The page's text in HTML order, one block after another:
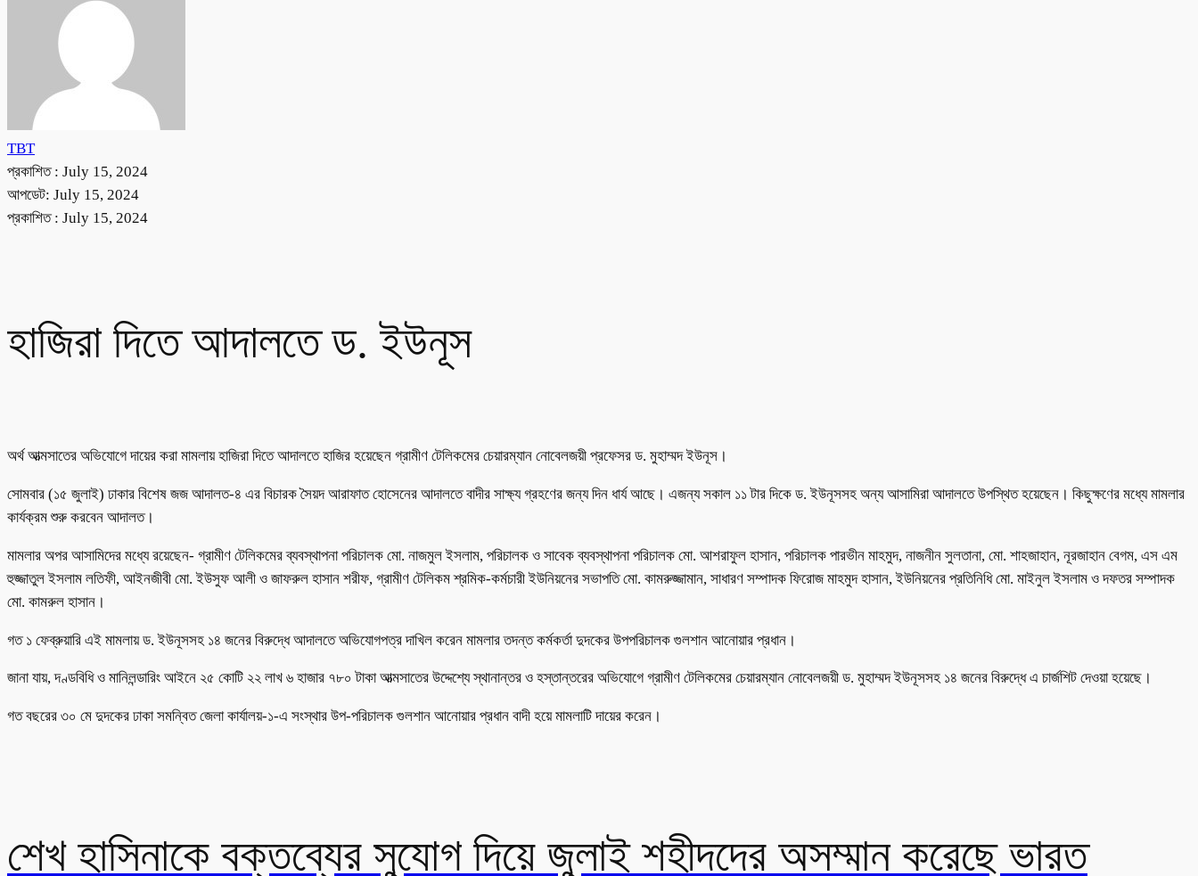
TBT
প্রকাশিত : July 15, 2024
আপডেট: July 15, 2024
প্রকাশিত : July 15, 2024
হাজিরা দিতে আদালতে ড. ইউনূস
অর্থ আত্মসাতের অভিযোগে দায়ের করা মামলায় হাজিরা দিতে আদালতে হাজির হয়েছেন গ্রামীণ টেলিকমের চেয়ারম্যান নোবেলজয়ী প্রফেসর ড. মুহাম্মদ ইউনূস।
সোমবার (১৫ জুলাই) ঢাকার বিশেষ জজ আদালত-৪ এর বিচারক সৈয়দ আরাফাত হোসেনের আদালতে বাদীর সাক্ষ্য গ্রহণের জন্য দিন ধার্য আছে। এজন্য সকাল ১১ টার দিকে ড. ইউনূসসহ অন্য আসামিরা আদালতে উপস্থিত হয়েছেন। কিছুক্ষণের মধ্যে মামলার
কার্যক্রম শুরু করবেন আদালত।
মামলার অপর আসামিদের মধ্যে রয়েছেন- গ্রামীণ টেলিকমের ব্যবস্থাপনা পরিচালক মো. নাজমুল ইসলাম, পরিচালক ও সাবেক ব্যবস্থাপনা পরিচালক মো. আশরাফুল হাসান, পরিচালক পারভীন মাহমুদ, নাজনীন সুলতানা, মো. শাহজাহান, নূরজাহান বেগম, এস এম
হুজ্জাতুল ইসলাম লতিফী, আইনজীবী মো. ইউসুফ আলী ও জাফরুল হাসান শরীফ, গ্রামীণ টেলিকম শ্রমিক-কর্মচারী ইউনিয়নের সভাপতি মো. কামরুজ্জামান, সাধারণ সম্পাদক ফিরোজ মাহমুদ হাসান, ইউনিয়নের প্রতিনিধি মো. মাইনুল ইসলাম ও দফতর সম্পাদক
মো. কামরুল হাসান।
গত ১ ফেব্রুয়ারি এই মামলায় ড. ইউনূসসহ ১৪ জনের বিরুদ্ধে আদালতে অভিযোগপত্র দাখিল করেন মামলার তদন্ত কর্মকর্তা দুদকের উপপরিচালক গুলশান আনোয়ার প্রধান।
জানা যায়, দণ্ডবিধি ও মানিলন্ডারিং আইনে ২৫ কোটি ২২ লাখ ৬ হাজার ৭৮০ টাকা আত্মসাতের উদ্দেশ্যে স্থানান্তর ও হস্তান্তরের অভিযোগে গ্রামীণ টেলিকমের চেয়ারম্যান নোবেলজয়ী ড. মুহাম্মদ ইউনূসসহ ১৪ জনের বিরুদ্ধে এ চার্জশিট দেওয়া হয়েছে।
গত বছরের ৩০ মে দুদকের ঢাকা সমন্বিত জেলা কার্যালয়-১-এ সংস্থার উপ-পরিচালক গুলশান আনোয়ার প্রধান বাদী হয়ে মামলাটি দায়ের করেন।
শেখ হাসিনাকে বক্তব্যের সুযোগ দিয়ে জুলাই শহীদদের অসম্মান করেছে ভারত